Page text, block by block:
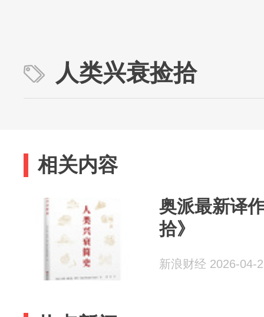
人类兴衰捡拾
相关内容
奥派最新译
拾》
新浪财经 2026-04-